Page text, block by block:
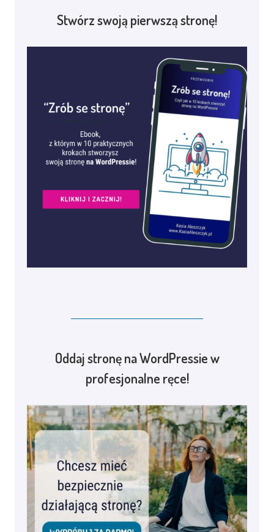
Stwórz swoją pierwszą stronę!
Oddaj stronę na WordPressie w
profesjonalne ręce!